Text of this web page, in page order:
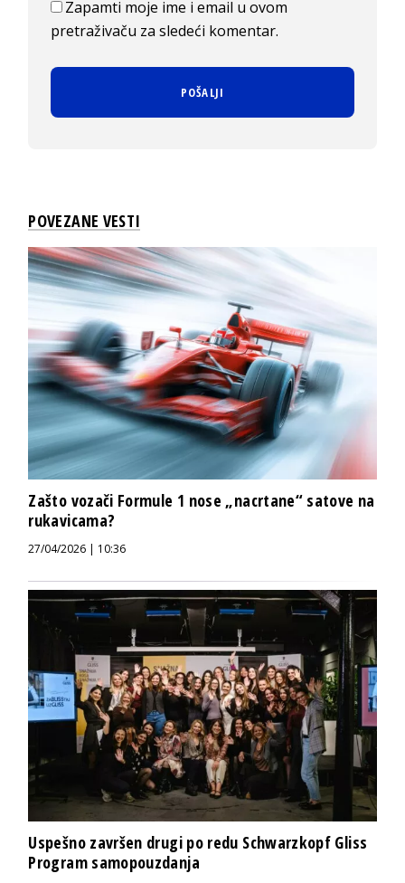
Zapamti moje ime i email u ovom
pretraživaču za sledeći komentar.
POVEZANE VESTI
Zašto vozači Formule 1 nose „nacrtane“ satove na
rukavicama?
27/04/2026 | 10:36
Uspešno završen drugi po redu Schwarzkopf Gliss
Program samopouzdanja